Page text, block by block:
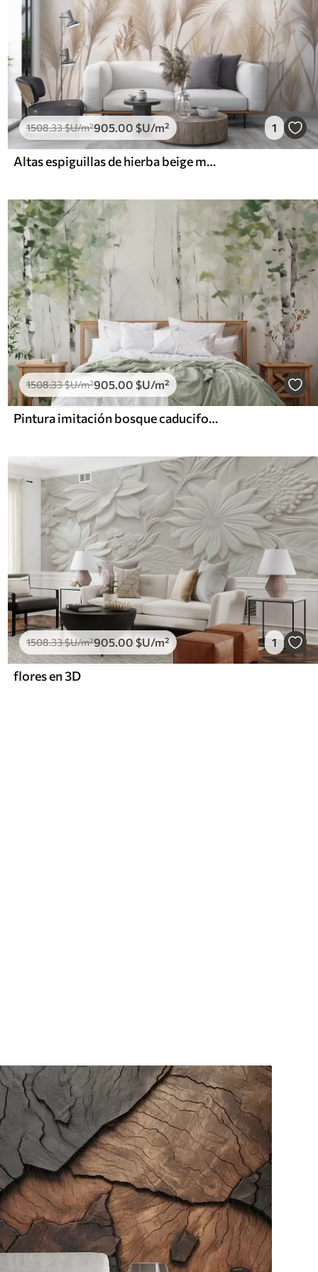
1508.33$U/m²905.00 $U/m² 1
Altas espiguillas de hierba beige mecidas por el viento sobre un fondo suave y claro
1508.33$U/m²905.00 $U/m²
Pintura imitación bosque caducifolio
1508.33$U/m²905.00 $U/m² 1
flores en 3D